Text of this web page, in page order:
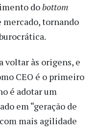
dobottom
mercado, tornando
voltar às origens, e
CEO é o primeiro
é adotar um
em “geração de
mais agilidade